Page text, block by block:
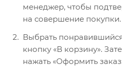
менеджер, чтобы
на совершение покупки.
Выбрать
кнопку «В корзину».
нажать «Оформить